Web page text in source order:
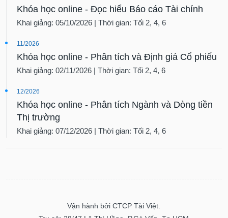
Khóa học online - Đọc hiểu Báo cáo Tài chính
Khai giảng: 05/10/2026 | Thời gian: Tối 2, 4, 6
11/2026
Khóa học online - Phân tích và Định giá Cổ phiếu
Khai giảng: 02/11/2026 | Thời gian: Tối 2, 4, 6
12/2026
Khóa học online - Phân tích Ngành và Dòng tiền
Thị trường
Khai giảng: 07/12/2026 | Thời gian: Tối 2, 4, 6
Vận hành bởi CTCP Tài Việt.